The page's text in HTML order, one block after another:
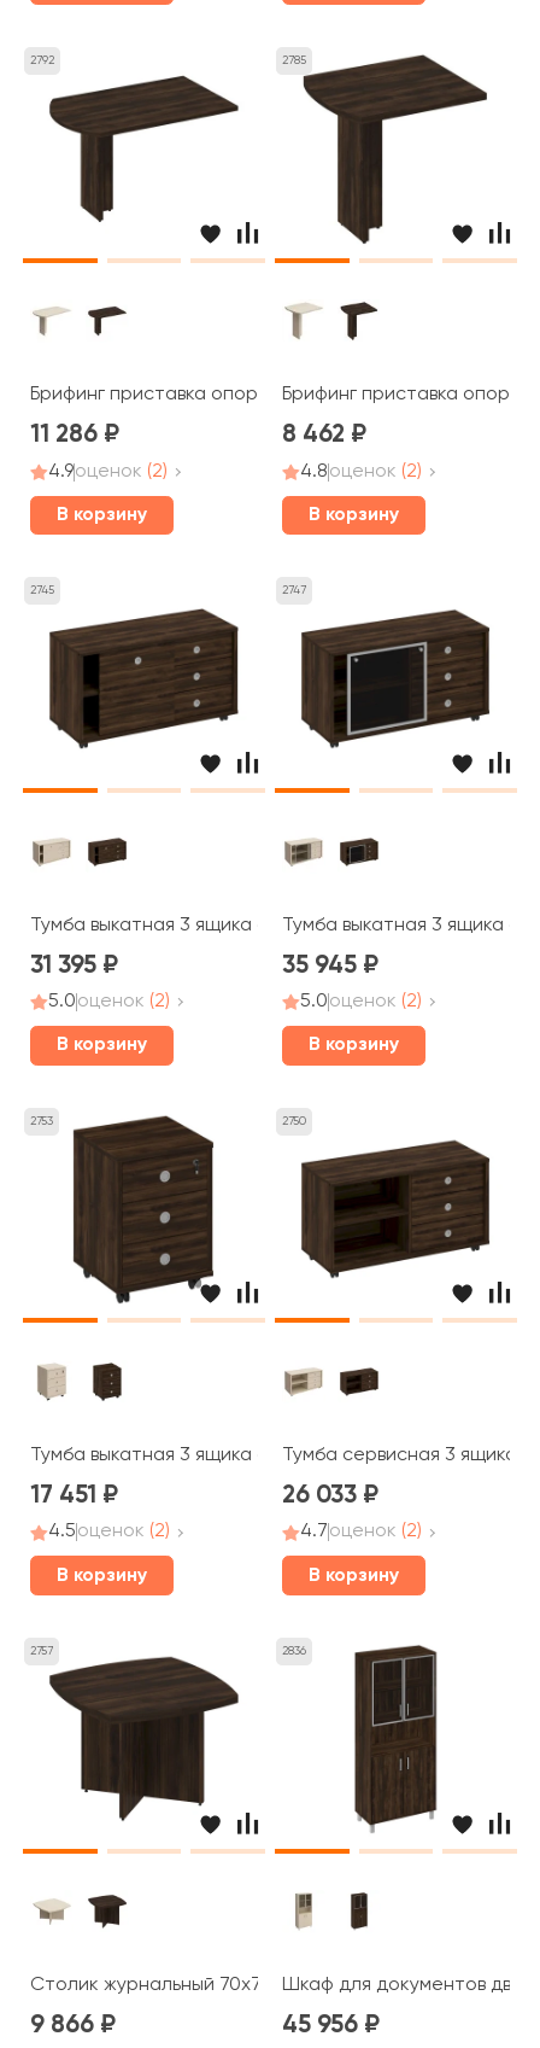
2792
Брифинг приставка опора ДСП 130x80x75 Борн
11 286
4.9оценок (2)
В корзину
2785
Брифинг приставка опора
8 462
4.8оценок (2)
В корзину
2745
Тумба выкатная 3 ящика без замка дверь купе
31 395
5.0оценок (2)
В корзину
2747
Тумба выкатная 3 ящика
35 945
5.0оценок (2)
В корзину
2753
Тумба выкатная 3 ящика с центральным замком
17 451
4.5оценок (2)
В корзину
2750
Тумба сервисная 3 ящика
26 033
4.7оценок (2)
В корзину
2757
Столик журнальный 70x70x50 Борн
9 866
2836
Шкаф для документов
45 956